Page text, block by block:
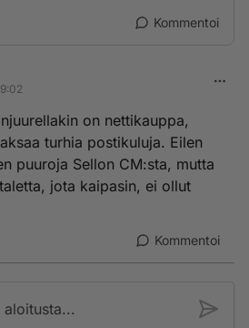
Kommentoi
on nettikauppa,
turhia postikuluja. Eilen
puuroja Sellon CM:sta, mutta
jota kaipasin, ei ollut
Kommentoi
aloitusta...